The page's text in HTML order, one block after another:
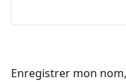
Enregistrer mon